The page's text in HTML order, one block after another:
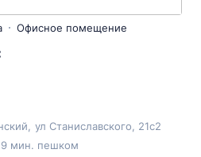
Офисное помещение
ул Станиславского , 21с2
9 мин. пешком